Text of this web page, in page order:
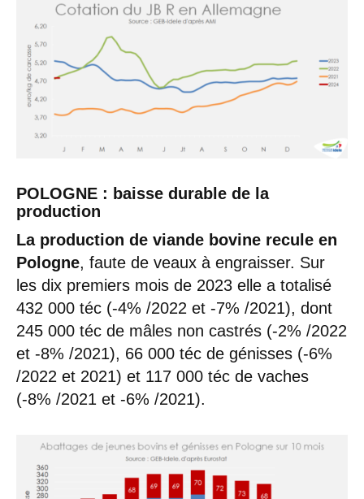
POLOGNE : baisse durable de la
production
La production de viande bovine recule en
Pologne, faute de veaux à engraisser. Sur
les dix premiers mois de 2023 elle a totalisé
432 000 téc (-4% /2022 et -7% /2021), dont
245 000 téc de mâles non castrés (-2% /2022
et -8% /2021), 66 000 téc de génisses (-6%
/2022 et 2021) et 117 000 téc de vaches
(-8% /2021 et -6% /2021).